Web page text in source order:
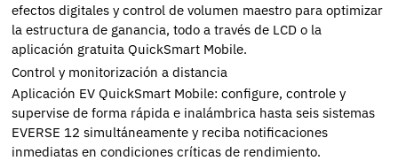
efectos digitales y control de volumen maestro para optimizar
la estructura de ganancia, todo a través de LCD o la
aplicación gratuita QuickSmart Mobile.
Control y monitorización a distancia
Aplicación EV QuickSmart Mobile: configure, controle y
supervise de forma rápida e inalámbrica hasta seis sistemas
EVERSE 12 simultáneamente y reciba notificaciones
inmediatas en condiciones críticas de rendimiento.